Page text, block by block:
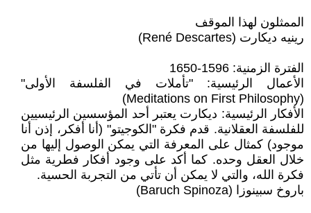
الممثلون لهذا الموقف
رينيه ديكارت (René Descartes)
الفترة الزمنية: 1596-1650
الأعمال الرئيسية: "تأملات في الفلسفة الأولى"
(Meditations on First Philosophy)
الأفكار الرئيسية: ديكارت يعتبر أحد المؤسسين الرئيسيين
للفلسفة العقلانية. قدم فكرة "الكوجيتو" (أنا أفكر، إذن أنا
موجود) كمثال على المعرفة التي يمكن الوصول إليها من
خلال العقل وحده. كما أكد على وجود أفكار فطرية مثل
فكرة الله، والتي لا يمكن أن تأتي من التجربة الحسية.
باروخ سبينوزا (Baruch Spinoza)